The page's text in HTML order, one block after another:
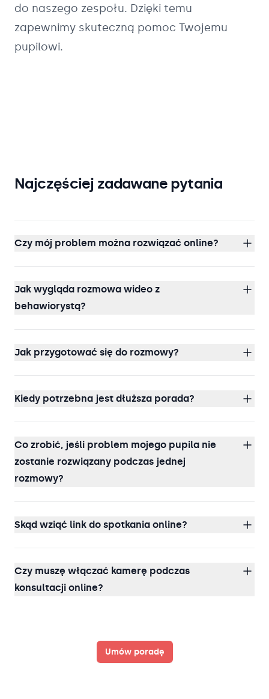
do naszego zespołu. Dzięki temu
zapewnimy skuteczną pomoc Twojemu
pupilowi.
Najczęściej zadawane pytania
Czy mój problem można rozwiązać online?
Jak wygląda rozmowa wideo z
behawiorystą?
Jak przygotować się do rozmowy?
Kiedy potrzebna jest dłuższa porada?
Co zrobić, jeśli problem mojego pupila nie
zostanie rozwiązany podczas jednej
rozmowy?
Skąd wziąć link do spotkania online?
Czy muszę włączać kamerę podczas
konsultacji online?
Umów poradę